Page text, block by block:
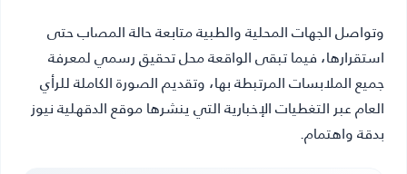
وتواصل الجهات المحلية والطبية متابعة حالة المصاب حتى
استقرارها، فيما تبقى الواقعة محل تحقيق رسمي لمعرفة
جميع الملابسات المرتبطة بها، وتقديم الصورة الكاملة للرأي
العام عبر التغطيات الإخبارية التي ينشرها موقع الدقهلية نيوز
بدقة واهتمام.